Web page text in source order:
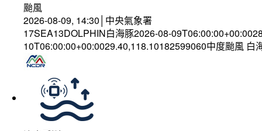
颱風
2026-08-09, 14:30│中央氣象署
17SEA13DOLPHIN白海豚2026-08-
10T06:00:00+00:0029.40,118.10182599060中度颱風 白